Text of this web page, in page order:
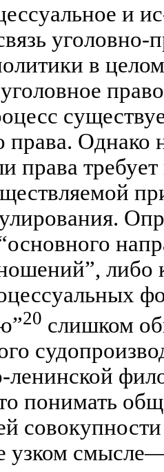
и
уголовно-
в
права. Однако
права
20 слиш­ком
ленинской
понимать
узком